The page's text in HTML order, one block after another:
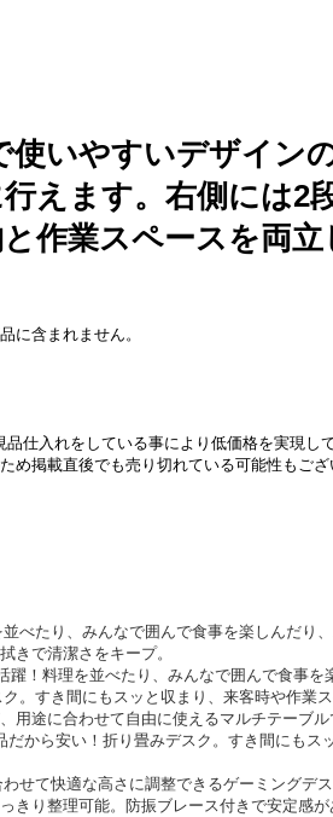
使いやすいデザイン
えます。右側には2
作業スペースを両
に含まれません。
仕入れをしている事により低価格を実現し
め掲載直後でも売り切れている可能性もご
躍！料理を並べたり、みんなで囲んで食事を
だから安い！折り畳みデスク。すき間にもス